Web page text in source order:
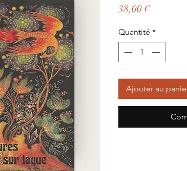
38,00 €Prix
Quantité *
Ajouter au